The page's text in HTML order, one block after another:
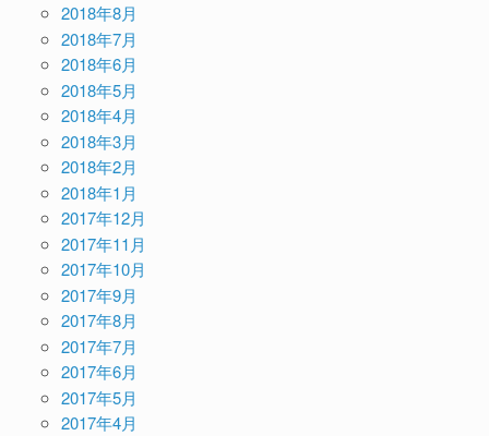
2018年8月
2018年7月
2018年6月
2018年5月
2018年4月
2018年3月
2018年2月
2018年1月
2017年12月
2017年11月
2017年10月
2017年9月
2017年8月
2017年7月
2017年6月
2017年5月
2017年4月